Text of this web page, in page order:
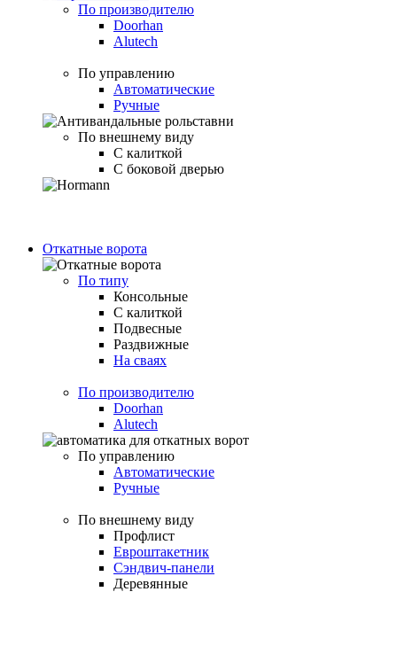
По производителю
Doorhan
Alutech
По управлению
Автоматические
Ручные
По внешнему виду
С калиткой
С боковой дверью
Откатные ворота
По типу
Консольные
С калиткой
Подвесные
Раздвижные
На сваях
По производителю
Doorhan
Alutech
По управлению
Автоматические
Ручные
По внешнему виду
Профлист
Евроштакетник
Сэндвич-панели
Деревянные